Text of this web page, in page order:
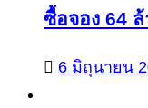
ซื้อจอง 64 ล้
6 มิถุนายน